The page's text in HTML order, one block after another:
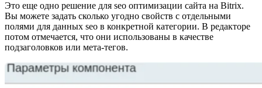
Это еще одно решение для seo оптимизации сайта на Bitrix.
Вы можете задать сколько угодно свойств с отдельными
полями для данных seo в конкретной категории. В редакторе
потом отмечается, что они использованы в качестве
подзаголовков или мета-тегов.